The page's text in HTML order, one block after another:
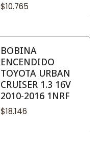
$10.765
BOBINA
ENCENDIDO
TOYOTA URBAN
CRUISER 1.3 16V
2010-2016 1NRF
$18.146